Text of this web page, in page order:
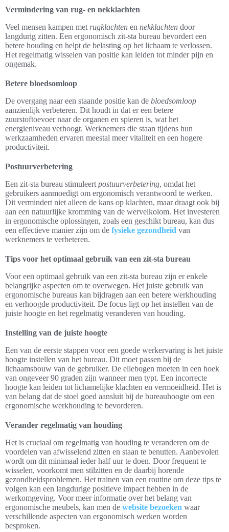
Vermindering van rug- en nekklachten
Veel mensen kampen met rugklachten en nekklachten door
langdurig zitten. Een ergonomisch zit-sta bureau bevordert een
betere houding en helpt de belasting op het lichaam te verlossen.
Het regelmatig wisselen van positie kan leiden tot minder pijn en
ongemak.
Betere bloedsomloop
De overgang naar een staande positie kan de bloedsomloop
aanzienlijk verbeteren. Dit houdt in dat er een betere
zuurstoftoevoer naar de organen en spieren is, wat het
energieniveau verhoogt. Werknemers die staan tijdens hun
werkzaamheden ervaren meestal meer vitaliteit en een hogere
productiviteit.
Postuurverbetering
Een zit-sta bureau stimuleert postuurverbetering, omdat het
gebruikers aanmoedigt om ergonomisch verantwoord te werken.
Dit vermindert niet alleen de kans op klachten, maar draagt ook bij
aan een natuurlijke kromming van de wervelkolom. Het investeren
in ergonomische oplossingen, zoals een geschikt bureau, kan dus
een effectieve manier zijn om de fysieke gezondheid van
werknemers te verbeteren.
Tips voor het optimaal gebruik van een zit-sta bureau
Voor een optimaal gebruik van een zit-sta bureau zijn er enkele
belangrijke aspecten om te overwegen. Het juiste gebruik van
ergonomische bureaus kan bijdragen aan een betere werkhouding
en verhoogde productiviteit. De focus ligt op het instellen van de
juiste hoogte en het regelmatig veranderen van houding.
Instelling van de juiste hoogte
Een van de eerste stappen voor een goede werkervaring is het juiste
hoogte instellen van het bureau. Dit moet passen bij de
lichaamsbouw van de gebruiker. De ellebogen moeten in een hoek
van ongeveer 90 graden zijn wanneer men typt. Een incorrecte
hoogte kan leiden tot lichamelijke klachten en vermoeidheid. Het is
van belang dat de stoel goed aansluit bij de bureauhoogte om een
ergonomische werkhouding te bevorderen.
Verander regelmatig van houding
Het is cruciaal om regelmatig van houding te veranderen om de
voordelen van afwisselend zitten en staan te benutten. Aanbevolen
wordt om dit minimaal ieder half uur te doen. Door frequent te
wisselen, voorkomt men stilzitten en de daarbij horende
gezondheidsproblemen. Het trainen van een routine om deze tips te
volgen kan een langdurige positieve impact hebben in de
werkomgeving. Voor meer informatie over het belang van
ergonomische meubels, kan men de website bezoeken waar
verschillende aspecten van ergonomisch werken worden
besproken.